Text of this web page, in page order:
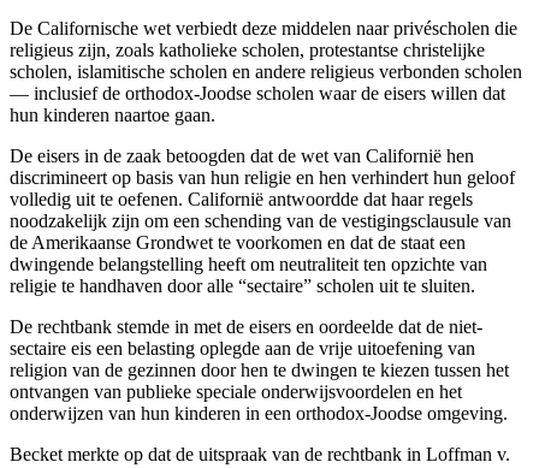
De Californische wet verbiedt deze middelen naar privéscholen die
religieus zijn, zoals katholieke scholen, protestantse christelijke
scholen, islamitische scholen en andere religieus verbonden scholen
— inclusief de orthodox-Joodse scholen waar de eisers willen dat
hun kinderen naartoe gaan.
De eisers in de zaak betoogden dat de wet van Californië hen
discrimineert op basis van hun religie en hen verhindert hun geloof
volledig uit te oefenen. Californië antwoordde dat haar regels
noodzakelijk zijn om een schending van de vestigingsclausule van
de Amerikaanse Grondwet te voorkomen en dat de staat een
dwingende belangstelling heeft om neutraliteit ten opzichte van
religie te handhaven door alle “sectaire” scholen uit te sluiten.
De rechtbank stemde in met de eisers en oordeelde dat de niet-
sectaire eis een belasting oplegde aan de vrije uitoefening van
religion van de gezinnen door hen te dwingen te kiezen tussen het
ontvangen van publieke speciale onderwijsvoordelen en het
onderwijzen van hun kinderen in een orthodox-Joodse omgeving.
Becket merkte op dat de uitspraak van de rechtbank in Loffman v.